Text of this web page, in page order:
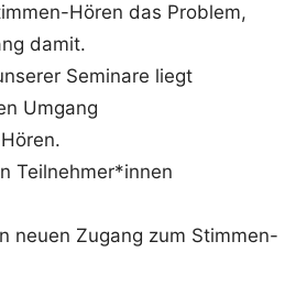
Hören das Problem,
damit.
Seminare liegt
Umgang
Teilnehmer*innen
neuen Zugang zum Stimmen-